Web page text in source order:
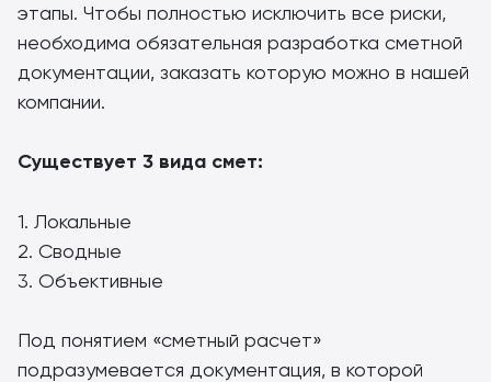
этапы. Чтобы полностью исключить все риски,
необходима обязательная разработка сметной
документации, заказать которую можно в нашей
компании.
Существует 3 вида смет:
1. Локальные
2. Сводные
3. Объективные
Под понятием «сметный расчет»
подразумевается документация, в которой